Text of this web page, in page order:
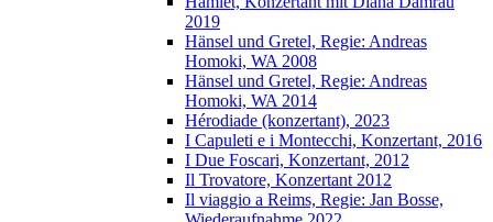
2019
Hänsel und Gretel, Regie: Andreas
Homoki, WA 2008
Hänsel und Gretel, Regie: Andreas
Homoki, WA 2014
Hérodiade (konzertant), 2023
I Capuleti e i Montecchi, Konzertant, 2016
I Due Foscari, Konzertant, 2012
Il Trovatore, Konzertant 2012
Il viaggio a Reims, Regie: Jan Bosse,